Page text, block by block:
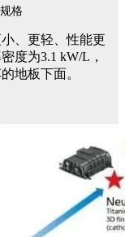
格
、更轻、性能更
度为3.1 kW/L，
地板下面。